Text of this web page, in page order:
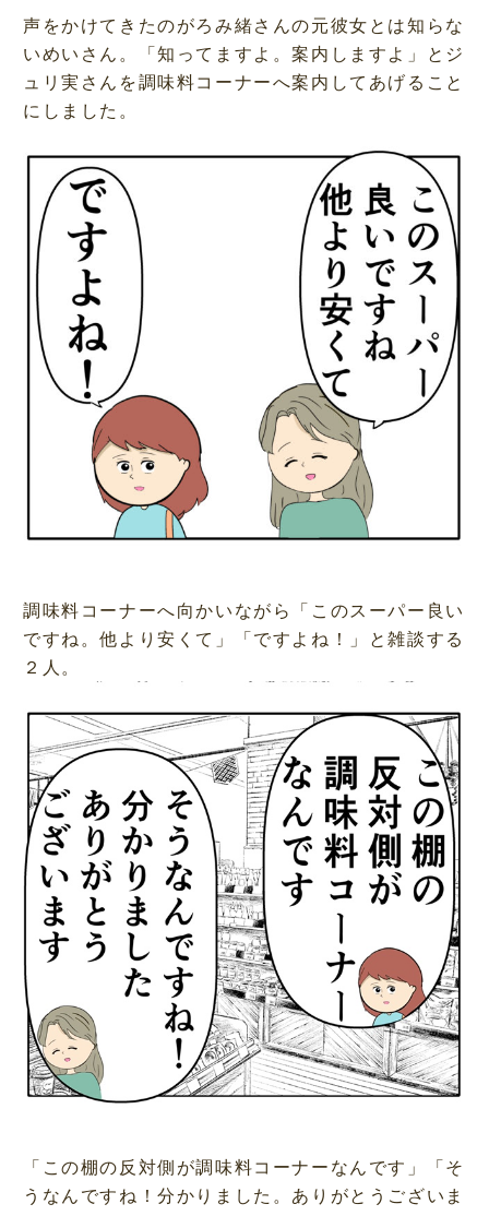
声をかけてきたのがろみ緒さんの元彼女とは知らな
いめいさん。「知ってますよ。案内しますよ」とジ
ュリ実さんを調味料コーナーへ案内してあげること
にしました。
調味料コーナーへ向かいながら「このスーパー良い
ですね。他より安くて」「ですよね！」と雑談する
２人。
「この棚の反対側が調味料コーナーなんです」「そ
うなんですね！分かりました。ありがとうございま